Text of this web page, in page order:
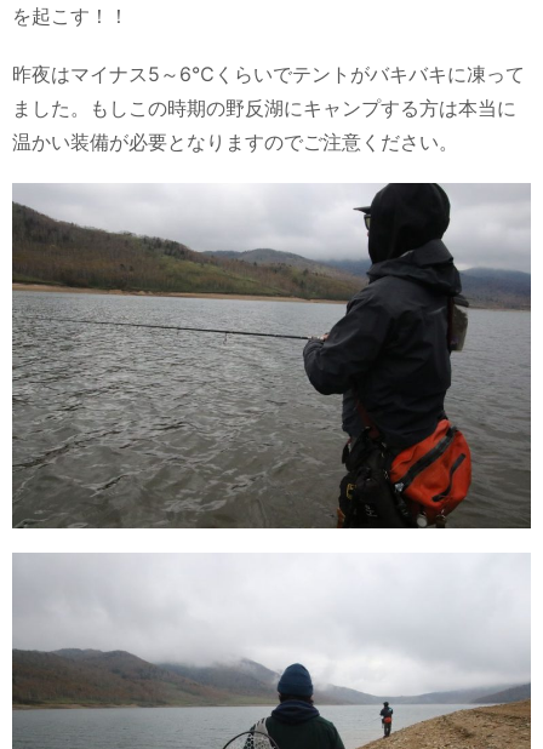
を起こす！！
昨夜はマイナス5～6℃くらいでテントがバキバキに凍って
ました。もしこの時期の野反湖にキャンプする方は本当に
温かい装備が必要となりますのでご注意ください。